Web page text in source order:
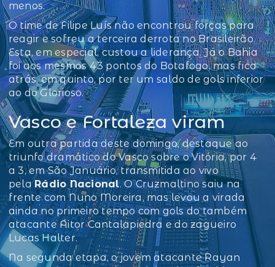
menos.
O time de Filipe Luís não encontrou forças para
reagir e sofreu a terceira derrota no Brasileirão.
Esta, em especial, custou a liderança. Já o Bahia
foi aos mesmos 43 pontos do Botafogo, mas fica
atrás, em quinto, por ter um saldo de gols inferior
ao do Glorioso.
Vasco e Fortaleza viram
Em outra partida deste domingo, destaque ao
triunfo dramático do Vasco sobre o Vitória, por 4
a 3, em São Januário, transmitida ao vivo
pelaRádio Nacional. O Cruzmaltino saiu na
frente com Nuno Moreira, mas levou a virada
ainda no primeiro tempo com gols do também
atacante Aitor Cantalapiedra e do zagueiro
Lucas Halter.
Na segunda etapa, o jovem atacante Rayan